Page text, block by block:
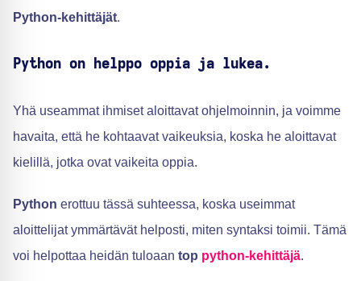
Python-kehittäjät.
Python on helppo oppia ja lukea.
Yhä useammat ihmiset aloittavat ohjelmoinnin, ja voimme
havaita, että he kohtaavat vaikeuksia, koska he aloittavat
kielillä, jotka ovat vaikeita oppia.
Python erottuu tässä suhteessa, koska useimmat
aloittelijat ymmärtävät helposti, miten syntaksi toimii. Tämä
voi helpottaa heidän tuloaan top python-kehittäjä.